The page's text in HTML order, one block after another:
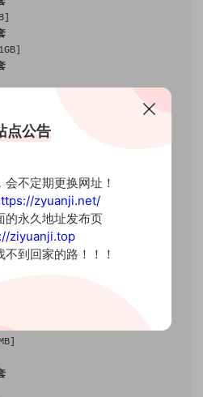
288MB]
套
点公告
不定期更换网址！
zyuanji.net/
的永久地址发布页
ziyuanji.top
到回家的路！！！